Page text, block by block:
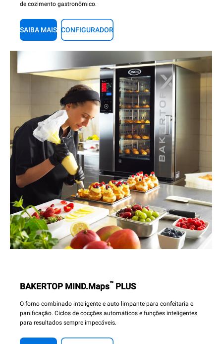
de cozimento gastronômico.
SAIBA MAIS CONFIGURADOR
BAKERTOP MIND.Maps™ PLUS
O forno combinado inteligente e auto limpante para confeitaria e
panificação. Ciclos de cocções automáticos e funções inteligentes
para resultados sempre impecáveis.